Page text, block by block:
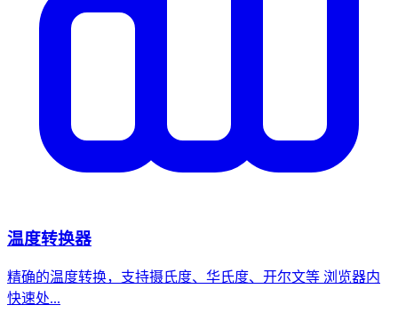
温度转换器
精确的温度转换，支持摄氏度、华氏度、开尔文等 浏览器内
快速处...